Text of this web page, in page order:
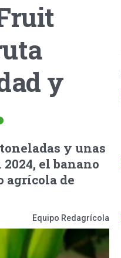
y
y unas
el banano
agrícola de
Equipo Redagrícola